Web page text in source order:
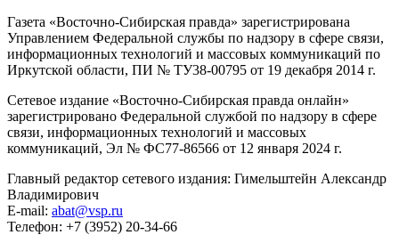
Газета «Восточно-Сибирская правда» зарегистрирована
Управлением Федеральной службы по надзору в сфере связи,
информационных технологий и массовых коммуникаций по
Иркутской области, ПИ № ТУ38-00795 от 19 декабря 2014 г.
Сетевое издание «Восточно-Сибирская правда онлайн»
зарегистрировано Федеральной службой по надзору в сфере
связи, информационных технологий и массовых
коммуникаций, Эл № ФС77-86566 от 12 января 2024 г.
Главный редактор сетевого издания: Гимельштейн Александр
Владимирович
E-mail: abat@vsp.ru
Телефон: +7 (3952) 20-34-66